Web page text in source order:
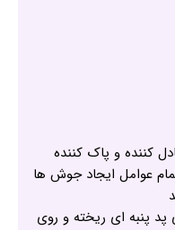
کننده و پاک کننده
عوامل ایجاد جوش ها
پد پنبه ای ریخته و روی